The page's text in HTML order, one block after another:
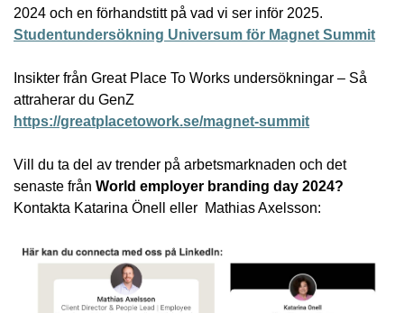
2024 och en förhandstitt på vad vi ser inför 2025.
Studentundersökning Universum för Magnet Summit
Insikter från Great Place To Works undersökningar – Så
attraherar du GenZ
https://greatplacetowork.se/magnet-summit
Vill du ta del av trender på arbetsmarknaden och det
senaste från World employer branding day 2024?
Kontakta Katarina Önell eller Mathias Axelsson: